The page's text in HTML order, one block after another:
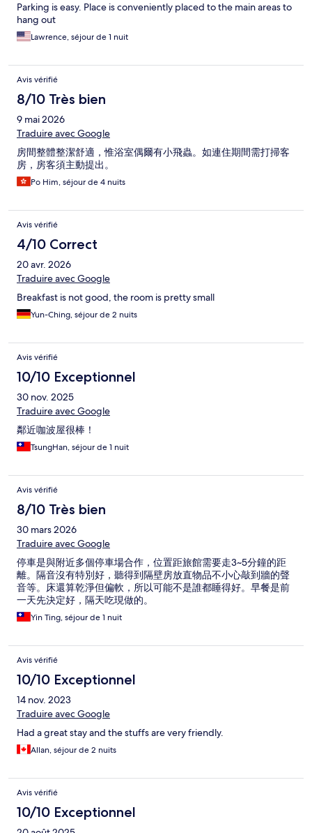
Parking is easy. Place is conveniently placed to the main areas to
hang out
Lawrence, séjour de 1 nuit
Avis vérifié
8/10 Très bien
9 mai 2026
Traduire avec Google
房間整體整潔舒適，惟浴室偶爾有小飛蟲。如連住期間需打掃客
房，房客須主動提出。
Po Him, séjour de 4 nuits
Avis vérifié
4/10 Correct
20 avr. 2026
Traduire avec Google
Breakfast is not good, the room is pretty small
Yun-Ching, séjour de 2 nuits
Avis vérifié
10/10 Exceptionnel
30 nov. 2025
Traduire avec Google
鄰近咖波屋很棒！
TsungHan, séjour de 1 nuit
Avis vérifié
8/10 Très bien
30 mars 2026
Traduire avec Google
停車是與附近多個停車場合作，位置距旅館需要走3~5分鐘的距
離。隔音沒有特別好，聽得到隔壁房放直物品不小心敲到牆的聲
音等。床還算乾淨但偏軟，所以可能不是誰都睡得好。早餐是前
一天先決定好，隔天吃現做的。
Yin Ting, séjour de 1 nuit
Avis vérifié
10/10 Exceptionnel
14 nov. 2023
Traduire avec Google
Had a great stay and the stuffs are very friendly.
Allan, séjour de 2 nuits
Avis vérifié
10/10 Exceptionnel